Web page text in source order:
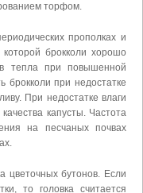
торфом.
прополках и
брокколи хорошо
тепла при повышенной
брокколи при недостатке
При недостатке влаги
капусты. Частота
на песчаных почвах
цветочных бутонов. Если
то головка считается